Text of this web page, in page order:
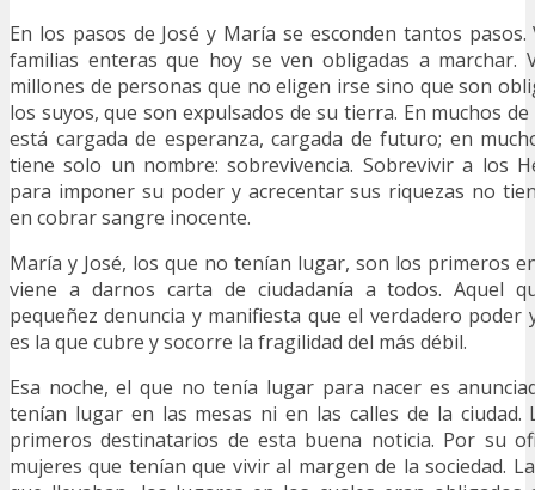
En los pasos de José y María se esconden tantos
familias enteras que hoy se ven obligadas a marchar.
millones de personas que no eligen irse sino que son
los suyos, que son expulsados de su tierra. En muchos
está cargada de esperanza, cargada de futuro; en
tiene solo un nombre: sobrevivencia. Sobrevivir a los
para imponer su poder y acrecentar sus riquezas no
en cobrar sangre inocente.
María y José, los que no tenían lugar, son los primeros
viene a darnos carta de ciudadanía a todos. Aquel
pequeñez denuncia y manifiesta que el verdadero poder
es la que cubre y socorre la fragilidad del más débil.
Esa noche, el que no tenía lugar para nacer es
tenían lugar en las mesas ni en las calles de la ciudad.
primeros destinatarios de esta buena noticia. Por su
mujeres que tenían que vivir al margen de la sociedad.